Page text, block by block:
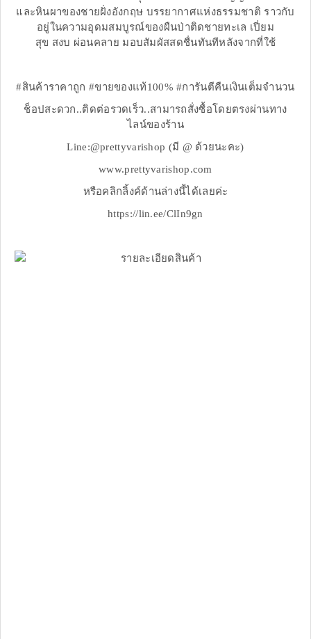
และหินผาของชายฝั่งอังกฤษ บรรยากาศแห่งธรรมชาติ ราวกับ
อยู่ในความอุดมสมบูรณ์ของผืนป่าติดชายทะเล เปี่ยม
สุข สงบ ผ่อนคลาย มอบสัมผัสสดชื่นทันทีหลังจากที่ใช้
#สินค้าราคาถูก #ขายของแท้100% #การันตีคืนเงินเต็มจำนวน
ช็อปสะดวก..ติดต่อรวดเร็ว..สามารถสั่งซื้อโดยตรงผ่านทาง
ไลน์ของร้าน
Line:@prettyvarishop (มี @ ด้วยนะคะ)
www.prettyvarishop.com
หรือคลิกลิ้งค์ด้านล่างนี้ได้เลยค่ะ
https://lin.ee/ClIn9gn